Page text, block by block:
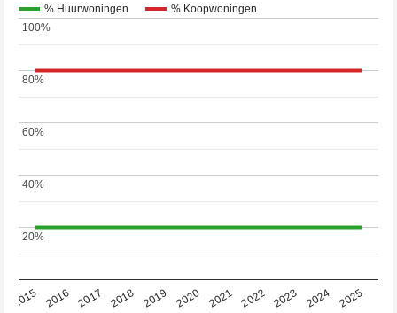
% Huurwoningen % Koopwoningen
2015 2016 2017 2018 2019 2020 2021 2022 2023 2024 2025
20%
20%
40%
40%
60%
60%
80%
80%
100%
100%